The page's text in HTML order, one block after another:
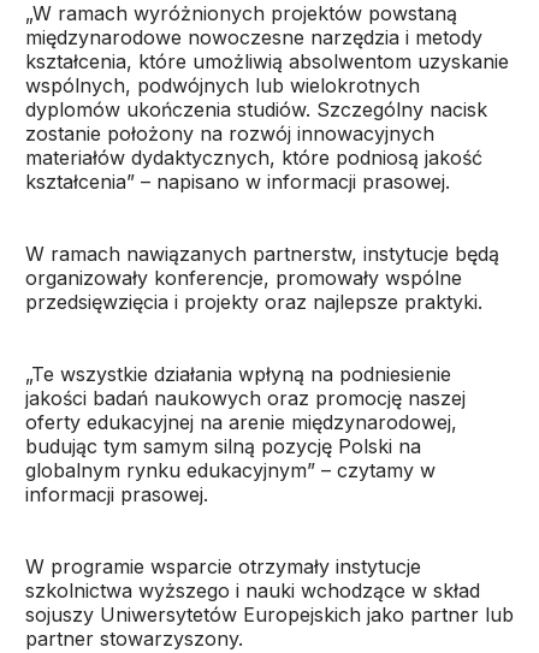
„W ramach wyróżnionych projektów powstaną
międzynarodowe nowoczesne narzędzia i metody
kształcenia, które umożliwią absolwentom uzyskanie
wspólnych, podwójnych lub wielokrotnych
dyplomów ukończenia studiów. Szczególny nacisk
zostanie położony na rozwój innowacyjnych
materiałów dydaktycznych, które podniosą jakość
kształcenia” – napisano w informacji prasowej.
W ramach nawiązanych partnerstw, instytucje będą
organizowały konferencje, promowały wspólne
przedsięwzięcia i projekty oraz najlepsze praktyki.
„Te wszystkie działania wpłyną na podniesienie
jakości badań naukowych oraz promocję naszej
oferty edukacyjnej na arenie międzynarodowej,
budując tym samym silną pozycję Polski na
globalnym rynku edukacyjnym” – czytamy w
informacji prasowej.
W programie wsparcie otrzymały instytucje
szkolnictwa wyższego i nauki wchodzące w skład
sojuszy Uniwersytetów Europejskich jako partner lub
partner stowarzyszony.